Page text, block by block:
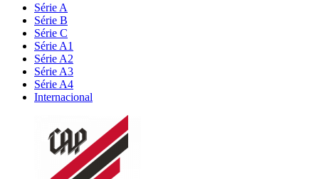
Série A
Série B
Série C
Série A1
Série A2
Série A3
Série A4
Internacional